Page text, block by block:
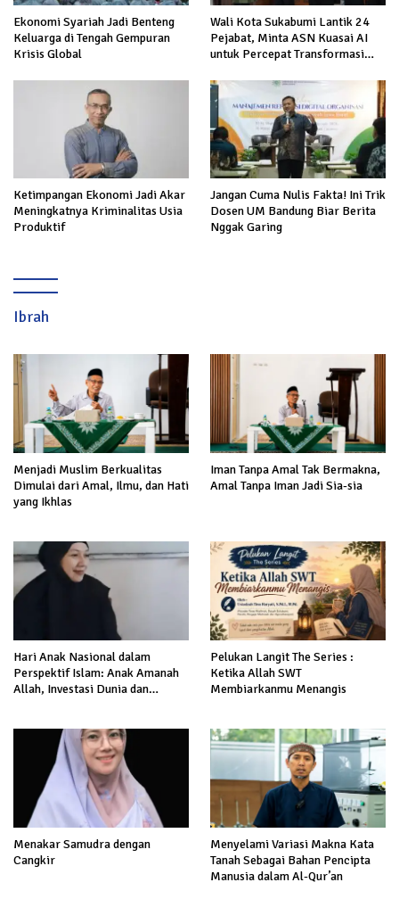
Ekonomi Syariah Jadi Benteng
Keluarga di Tengah Gempuran
Krisis Global
Wali Kota Sukabumi Lantik 24
Pejabat, Minta ASN Kuasai AI
untuk Percepat Transformasi
Ketimpangan Ekonomi Jadi Akar
Meningkatnya Kriminalitas Usia
Produktif
Jangan Cuma Nulis Fakta! Ini Trik
Dosen UM Bandung Biar Berita
Nggak Garing
Ibrah
Menjadi Muslim Berkualitas
Dimulai dari Amal, Ilmu, dan Hati
yang Ikhlas
Iman Tanpa Amal Tak Bermakna,
Amal Tanpa Iman Jadi Sia-sia
Hari Anak Nasional dalam
Perspektif Islam: Anak Amanah
Allah, Investasi Dunia dan
Pelukan Langit The Series :
Ketika Allah SWT
Membiarkanmu Menangis
Menakar Samudra dengan
Cangkir
Menyelami Variasi Makna Kata
Tanah Sebagai Bahan Pencipta
Manusia dalam Al-Qur’an